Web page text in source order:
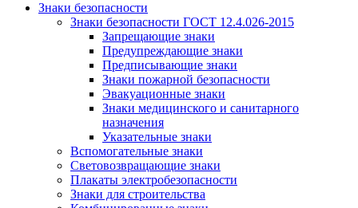
Знаки безопасности
Знаки безопасности ГОСТ 12.4.026-2015
Запрещающие знаки
Предупреждающие знаки
Предписывающие знаки
Знаки пожарной безопасности
Эвакуационные знаки
Знаки медицинского и санитарного
назначения
Указательные знаки
Вспомогательные знаки
Световозвращающие знаки
Плакаты электробезопасности
Знаки для строительства